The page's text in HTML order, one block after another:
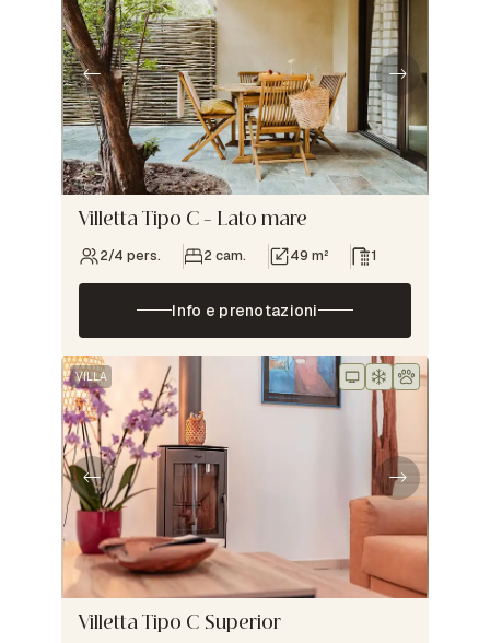
Villetta Tipo C – Lato mare
2/4 pers. 2 cam. 49 m² 1
Info e prenotazioni
VILLA
Villetta Tipo C Superior